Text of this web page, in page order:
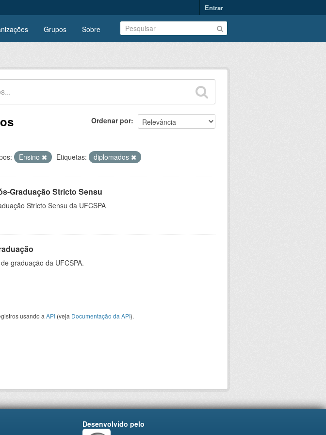
Entrar
Grupos Sobre
Ordenar por
Ensino Etiquetas: diplomados
Graduação Stricto Sensu
Stricto Sensu da UFCSPA
graduação da UFCSPA.
usando a API (veja Documentação da API).
Desenvolvido pelo